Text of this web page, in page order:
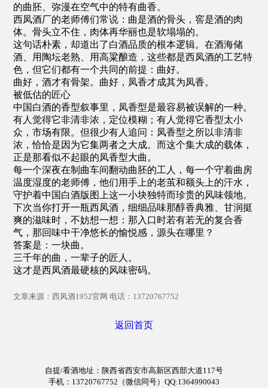
的曲胚、弥漫在空气中的特有曲香。
西凤酒厂的老师傅们常说：曲是酒的骨头，窖是酒的肉
体。骨头立不住，肉体再华丽也是软塌塌的。
这句话朴素，却道出了白酒品质的根本逻辑。在酒海储
酒、用陶坛老熟、用高粱酿造，这些都是西凤酒的工艺特
色，但它们都有一个共同的前提：曲好。
曲好，酒才有骨架。曲好，凤香才成其为凤香。
被低估的匠心
中国白酒的香型叙事里，凤香型是最容易被误解的一种。
有人觉得它非清非浓，定位模糊；有人觉得它香型太小
众，市场有限。但很少有人追问：凤香型之所以非清非
浓，恰恰是因为它集两者之大成。而这个集大成的载体，
正是那看似不起眼的凤香型大曲。
每一个深夜在制曲车间翻动曲胚的工人，每一个守着曲房
温度湿度的老师傅，他们用手上的老茧和额头上的汗水，
守护着中国白酒版图上这一小块独特而珍贵的风味领地。
下次当你打开一瓶西凤酒，细细品味那醇香典雅、甘润挺
爽的滋味时，不妨想一想：那入口时若有若无的复合香
气，那回味中干净悠长的愉悦感，源头在哪里？
答案是：一块曲。
三千年的曲，一辈子的匠人。
这才是西凤酒最硬核的风味密码。
文章来源：西凤酒1952官网 电话：13720767752
返回首页
自提/看酒地址：陕西省西安市高新区西部大道117号
手机：13720767752（微信同号）QQ:1364990043